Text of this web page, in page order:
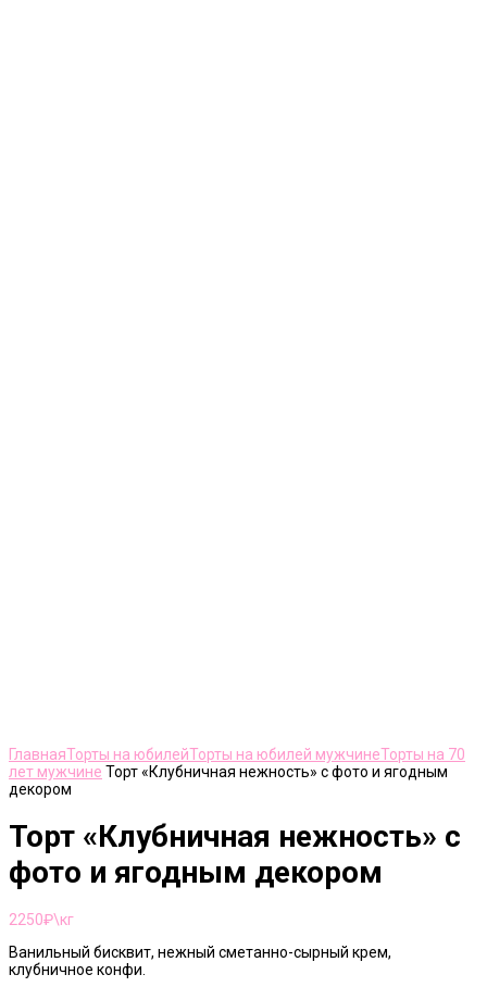
ГлавнаяТорты на юбилейТорты на юбилей мужчинеТорты на 70
лет мужчине Торт «Клубничная нежность» с фото и ягодным
декором
Торт «Клубничная нежность» с
фото и ягодным декором
2250₽\кг
Ванильный бисквит, нежный сметанно-сырный крем,
клубничное конфи.